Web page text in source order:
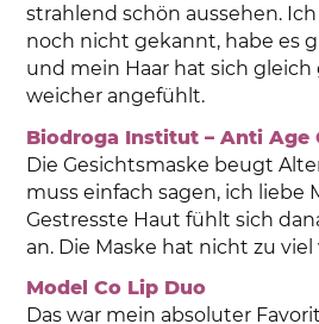
strahlend schön aussehen.
noch nicht gekannt, habe es
und mein Haar hat sich
weicher angefühlt.
Biodroga Institut – Anti Age
Die Gesichtsmaske beugt
muss einfach sagen, ich liebe
Gestresste Haut fühlt sich
an. Die Maske hat nicht zu
Model Co Lip Duo
Das war mein absoluter